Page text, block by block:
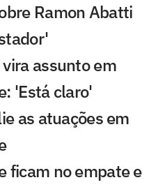
Ramon Abatti
assunto em
'Está claro'
as atuações em
ficam no empate e